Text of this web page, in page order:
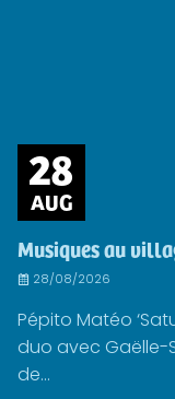
28
AUG
Musiques au
28/08/2026
Pépito Matéo
duo avec Gaëlle-
de...